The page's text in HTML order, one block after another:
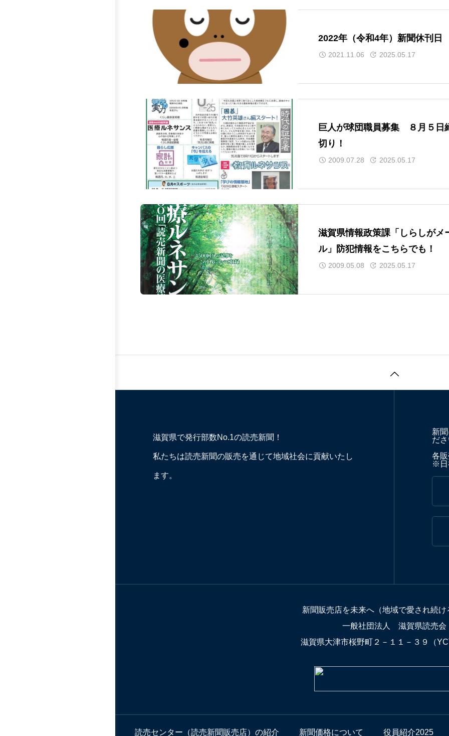
2022年（令和4年）新聞休刊日
2021.11.06 2025.05.17
巨人が球団職員募集 ８月５日
切り！
2009.07.28 2025.05.17
滋賀県情報政策課「しらしがメ
ル」防犯情報をこちらでも！
2009.05.08 2025.05.17
滋賀県で発行部数No.1の読売新聞！
私たちは読売新聞の販売を通じて地域社会に貢献いたし
ます。
新
だ
各
※日
新聞販売店を未来へ（地域で愛され続け
一般社団法人 滋賀県読売会
滋賀県大津市桜野町２－１１－３９（
読売センター（読売新聞販売店）の紹介 新聞価格について 役員紹介2025